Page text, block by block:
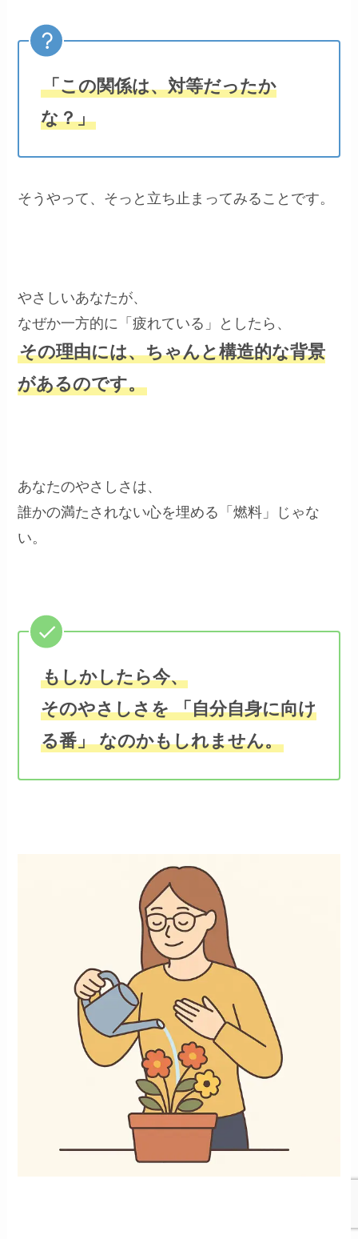
「この関係は、対等だったか
な？」
そうやって、そっと立ち止まってみることです。
やさしいあなたが、
なぜか一方的に「疲れている」としたら、
その理由には、ちゃんと構造的な背景
があるのです。
あなたのやさしさは、
誰かの満たされない心を埋める「燃料」じゃな
い。
もしかしたら今、
そのやさしさを 「自分自身に向け
る番」 なのかもしれません。